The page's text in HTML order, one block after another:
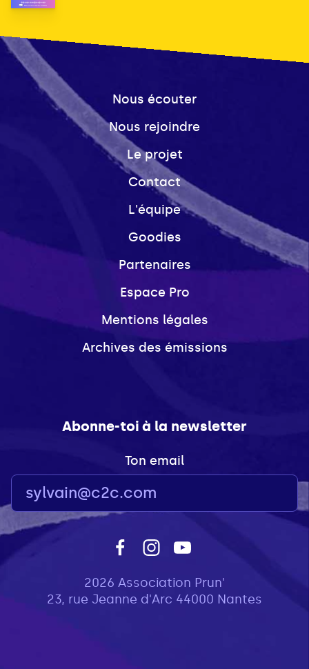
Nous écouter
Nous rejoindre
Le projet
Contact
L'équipe
Goodies
Partenaires
Espace Pro
Mentions légales
Archives des émissions
Abonne-toi à la newsletter
Ton email
2026 Association Prun'
23, rue Jeanne d'Arc 44000 Nantes